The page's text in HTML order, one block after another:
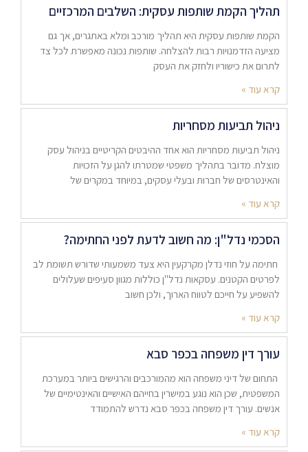
תהליך הקמת שותפות עסקית: השלבים המרכזיים
הקמת שותפות עסקית היא תהליך מורכב ומלא באתגרים, אך גם
מציעה הזדמנויות רבות להצלחה. שותפות נכונה מאפשרת לכל צד
לתרום את כישוריו ולחזק את העסק
קרא עוד »
ניהול תביעות מסחריות
ניהול תביעות מסחריות הוא אחד ההיבטים הקריטיים בניהול עסק
מוצלח. מדובר בתהליך משפטי שמטרתו להגן על הזכויות
והאינטרסים של חברות ובעלי עסקים, במיוחד במקרים של
קרא עוד »
הסכמי נדל"ן: מה חשוב לדעת לפני החתימה?
חתימה על חוזי נדלן מקרקעין היא צעד משמעותי שדורש תשומת לב
לפרטים הקטנים. עסקאות נדל"ן כוללות מגוון סעיפים שעלולים
להשפיע על חייכם לטווח הארוך, ולכן חשוב
קרא עוד »
עורך דין משפחה בכפר סבא
התחום של דיני משפחה הוא מהמורכבים והרגישים ביותר במערכת
המשפטית, שכן הוא נוגע במישרין בחייהם האישיים והאינטימיים של
אנשים. עורך דין משפחה בכפר סבא נדרש להתמודד
קרא עוד »